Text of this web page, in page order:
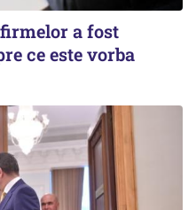
a fost
ce este vorba